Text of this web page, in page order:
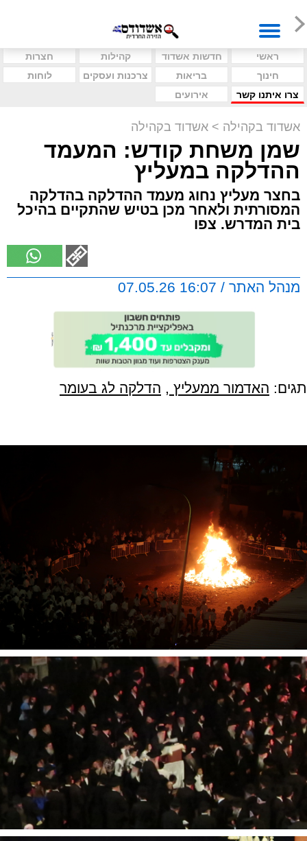
ראשי חדשות אשדוד קהילות
חצרות
חינוך
בריאות צרכנות ועסקים
לוחות
צרו איתנו קשר
אירועים
אשדוד בקהילה > אשדוד בקהילה
שמן משחת קודש: המעמד
ההדלקה במעליץ
בחצר מעליץ נחוג מעמד ההדלקה בהדלקה
המסורתית ולאחר מכן בטיש שהתקיים בהיכל
בית המדרש. צפו
מנהל האתר / 16:07 07.05.26
תגים: האדמור ממעליץ , הדלקה לג בעומר